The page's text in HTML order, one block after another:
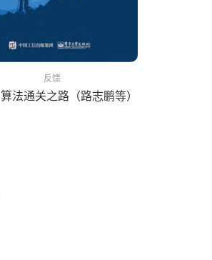
反馈
算法通关之路（路志鹏等）